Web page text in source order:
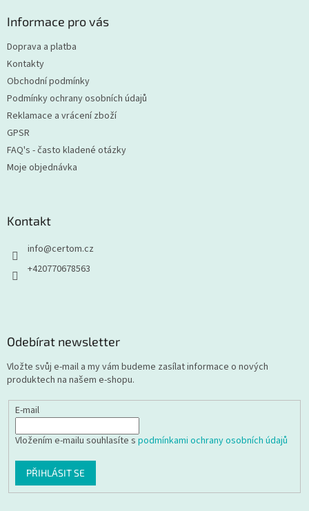
Informace pro vás
Doprava a platba
Kontakty
Obchodní podmínky
Podmínky ochrany osobních údajů
Reklamace a vrácení zboží
GPSR
FAQ's - často kladené otázky
Moje objednávka
Kontakt
info@certom.cz
+420770678563
Odebírat newsletter
Vložte svůj e-mail a my vám budeme zasílat informace o nových
produktech na našem e-shopu.
E-mail
Vložením e-mailu souhlasíte s podmínkami ochrany osobních údajů
PŘIHLÁSIT SE